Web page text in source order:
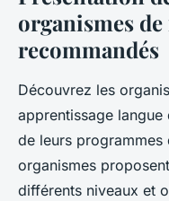
organismes
recommandés
Découvrez les
apprentissage
de leurs
organismes
différents niveaux et